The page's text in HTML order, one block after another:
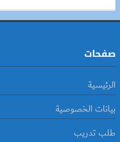
صفحات
الرئيسية
بيانات الخصوصية
طلب تدريب